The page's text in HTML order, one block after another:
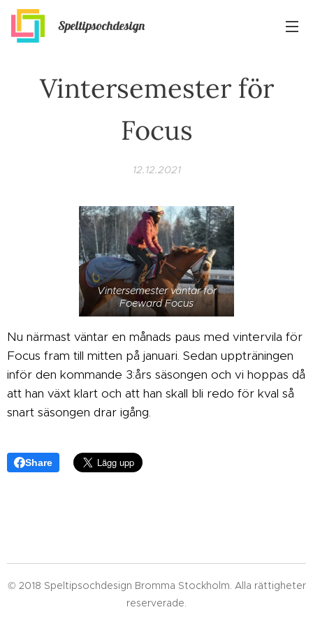
Speltipsochdesign
Vintersemester för
Focus
12.12.2021
Vintersemester väntar för
Foeward Focus
Nu närmast väntar en månads paus med vintervila för
Focus fram till mitten på januari. Sedan uppträningen
inför den kommande 3:års säsongen och vi hoppas då
att han växt klart och att han skall bli redo för kval så
snart säsongen drar igång.
Share
© 2018 Speltipsochdesign Bromma Stockholm. Alla rättigheter
reserverade.